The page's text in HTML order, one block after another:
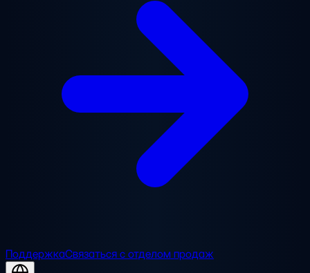
ПоддержкаСвязаться с отделом продаж